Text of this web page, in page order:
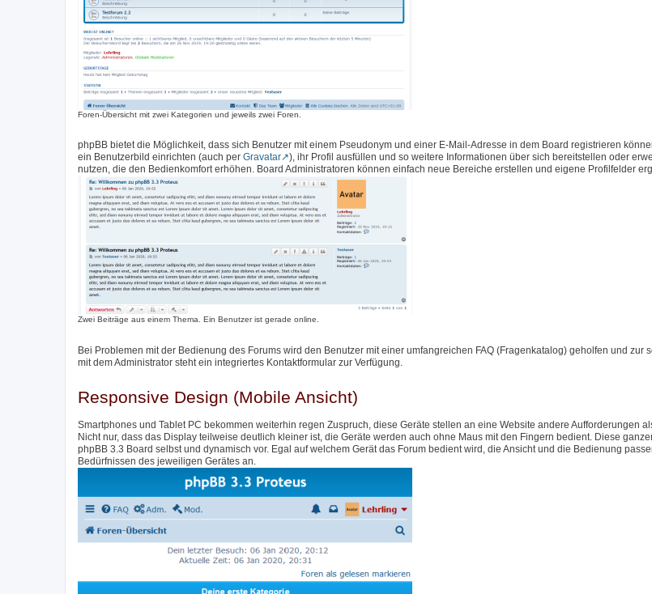
Foren-Übersicht mit zwei Kategorien und jeweils zwei Foren.
phpBB bietet die Möglichkeit, dass sich Benutzer mit einem Pseudonym und einer E-Mail-Adresse in dem Board registrieren
ein Benutzerbild einrichten (auch per Gravatar
), ihr Profil ausfüllen und so weitere Informationen über sich bereitstellen oder
nutzen, die den Bedienkomfort erhöhen. Board Administratoren können einfach neue Bereiche erstellen und eigene Profilfelder
Zwei Beiträge aus einem Thema. Ein Benutzer ist gerade online.
Bei Problemen mit der Bedienung des Forums wird den Benutzer mit einer umfangreichen FAQ (Fragenkatalog) geholfen und zur
mit dem Administrator steht ein integriertes Kontaktformular zur Verfügung.
Responsive Design (Mobile Ansicht)
Smartphones und Tablet PC bekommen weiterhin regen Zuspruch, diese Geräte stellen an eine Website andere Aufforderungen
Nicht nur, dass das Display teilweise deutlich kleiner ist, die Geräte werden auch ohne Maus mit den Fingern bedient. Diese
phpBB 3.3 Board selbst und dynamisch vor. Egal auf welchem Gerät das Forum bedient wird, die Ansicht und die Bedienung
Bedürfnissen des jeweiligen Gerätes an.